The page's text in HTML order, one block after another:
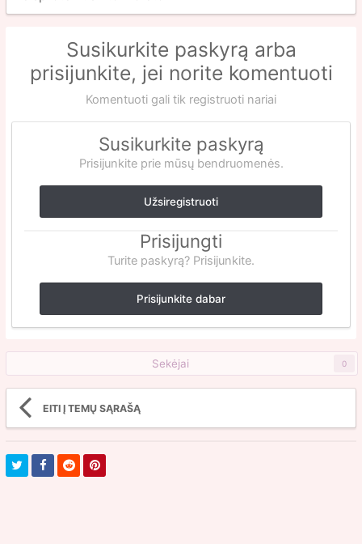
Susikurkite paskyrą arba
prisijunkite, jei norite komentuoti
Komentuoti gali tik registruoti nariai
Susikurkite paskyrą
Prisijunkite prie mūsų bendruomenės.
Užsiregistruoti
Prisijungti
Turite paskyrą? Prisijunkite.
Prisijunkite dabar
Sekėjai 0
EITI Į TEMŲ SĄRAŠĄ